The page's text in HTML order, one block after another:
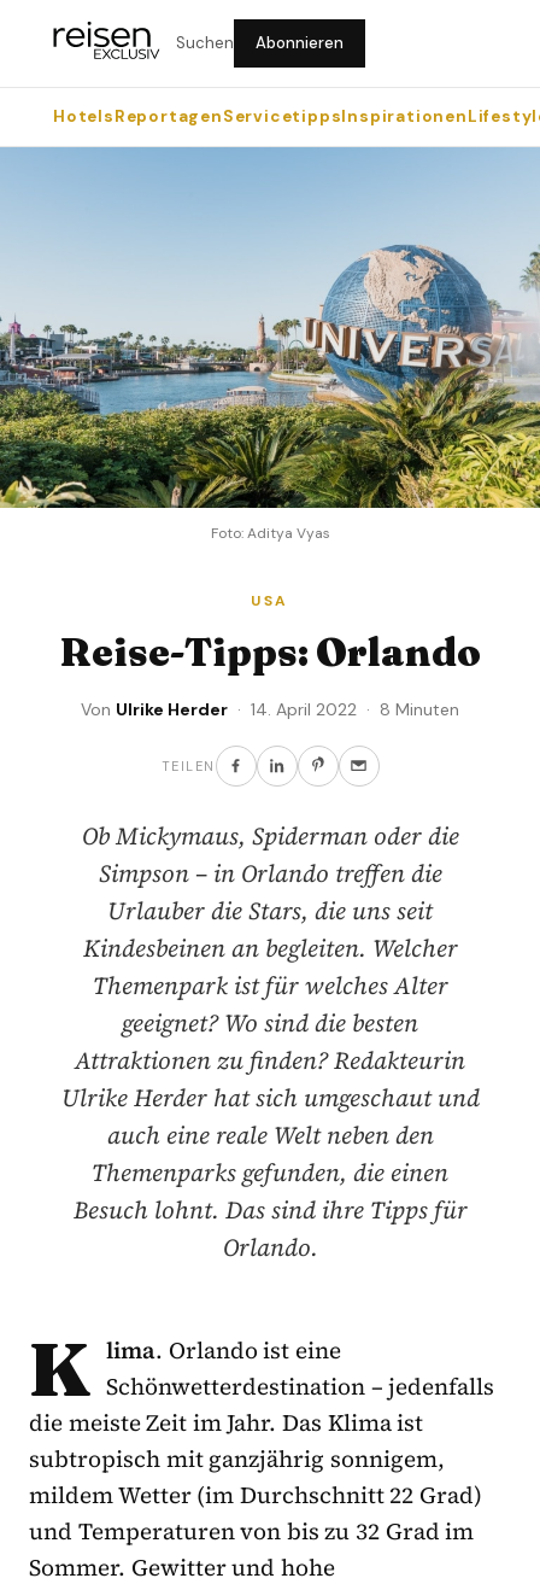
Suchen Abonnieren
HotelsReportagenServicetippsInspirationen
Foto: Aditya Vyas
USA
Reise-Tipps: Orlando
Von Ulrike Herder · 14. April 2022 · 8 Minuten
TEILEN
Ob Mickymaus, Spiderman oder die
Simpson – in Orlando treffen die
Urlauber die Stars, die uns seit
Kindesbeinen an begleiten. Welcher
Themenpark ist für welches Alter
geeignet? Wo sind die besten
Attraktionen zu finden? Redakteurin
Ulrike Herder hat sich umgeschaut und
auch eine reale Welt neben den
Themenparks gefunden, die einen
Besuch lohnt. Das sind ihre Tipps für
Orlando.
K lima. Orlando ist eine
Schönwetterdestination – jedenfalls
die meiste Zeit im Jahr. Das Klima ist
subtropisch mit ganzjährig sonnigem,
mildem Wetter (im Durchschnitt 22 Grad)
und Temperaturen von bis zu 32 Grad im
Sommer. Gewitter und hohe